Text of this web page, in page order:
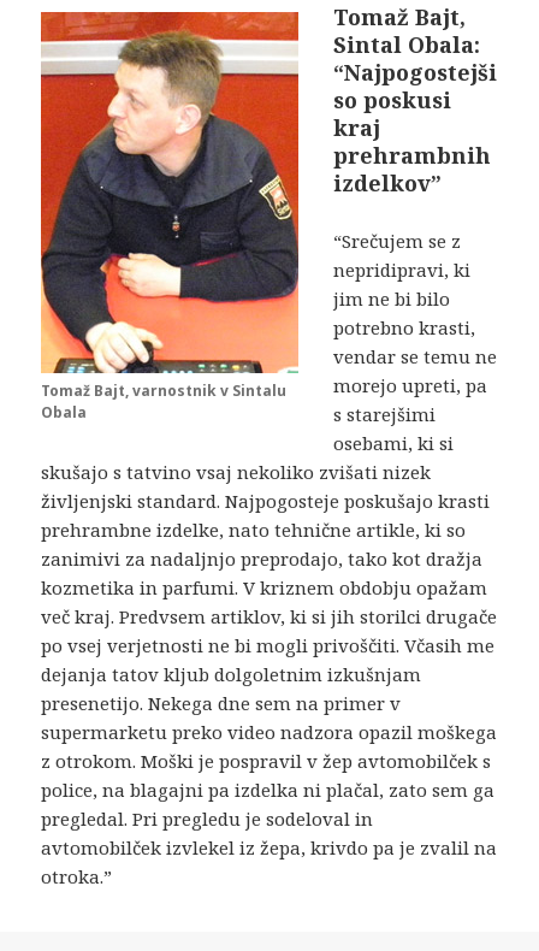
Tomaž Bajt, varnostnik v Sintalu
Obala
Tomaž Bajt,
Sintal Obala:
“Najpogostejši
so poskusi
kraj
prehrambnih
izdelkov”
“Srečujem se z
nepridipravi, ki
jim ne bi bilo
potrebno krasti,
vendar se temu ne
morejo upreti, pa
s starejšimi
osebami, ki si
skušajo s tatvino vsaj nekoliko zvišati nizek
življenjski standard. Najpogosteje poskušajo krasti
prehrambne izdelke, nato tehnične artikle, ki so
zanimivi za nadaljnjo preprodajo, tako kot dražja
kozmetika in parfumi. V kriznem obdobju opažam
več kraj. Predvsem artiklov, ki si jih storilci drugače
po vsej verjetnosti ne bi mogli privoščiti. Včasih me
dejanja tatov kljub dolgoletnim izkušnjam
presenetijo. Nekega dne sem na primer v
supermarketu preko video nadzora opazil moškega
z otrokom. Moški je pospravil v žep avtomobilček s
police, na blagajni pa izdelka ni plačal, zato sem ga
pregledal. Pri pregledu je sodeloval in
avtomobilček izvlekel iz žepa, krivdo pa je zvalil na
otroka.”